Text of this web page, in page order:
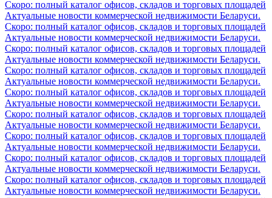
Скоро: полный каталог офисов, складов и торговых площадей
Актуальные новости коммерческой недвижимости Беларуси.
Скоро: полный каталог офисов, складов и торговых площадей
Актуальные новости коммерческой недвижимости Беларуси.
Скоро: полный каталог офисов, складов и торговых площадей
Актуальные новости коммерческой недвижимости Беларуси.
Скоро: полный каталог офисов, складов и торговых площадей
Актуальные новости коммерческой недвижимости Беларуси.
Скоро: полный каталог офисов, складов и торговых площадей
Актуальные новости коммерческой недвижимости Беларуси.
Скоро: полный каталог офисов, складов и торговых площадей
Актуальные новости коммерческой недвижимости Беларуси.
Скоро: полный каталог офисов, складов и торговых площадей
Актуальные новости коммерческой недвижимости Беларуси.
Скоро: полный каталог офисов, складов и торговых площадей
Актуальные новости коммерческой недвижимости Беларуси.
Скоро: полный каталог офисов, складов и торговых площадей
Актуальные новости коммерческой недвижимости Беларуси.